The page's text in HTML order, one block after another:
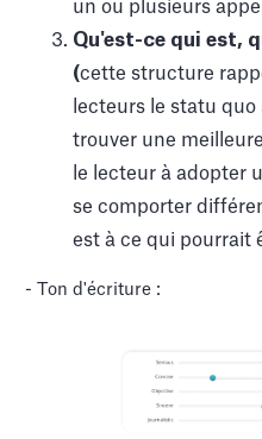
un ou plusieurs
Qu'est-ce qui est,
(cette structure
lecteurs le statu quo
trouver une
le lecteur à adopter
se comporter
est à ce qui pourrait
- Ton d'écriture :